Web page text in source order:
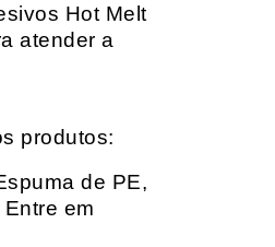
Hot Melt
atender a
produtos:
de PE,
em